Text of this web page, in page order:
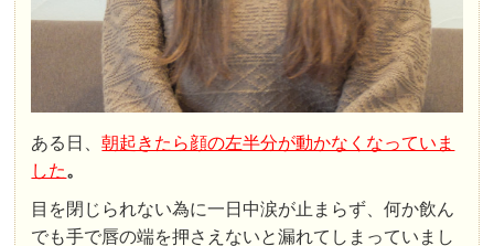
ある日、朝起きたら顔の左半分が動かなくなっていま
した。
目を閉じられない為に一日中涙が止まらず、何か飲ん
でも手で唇の端を押さえないと漏れてしまっていまし